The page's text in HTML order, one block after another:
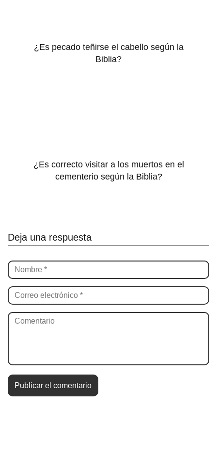
¿Es pecado teñirse el cabello según la
Biblia?
¿Es correcto visitar a los muertos en el
cementerio según la Biblia?
Deja una respuesta